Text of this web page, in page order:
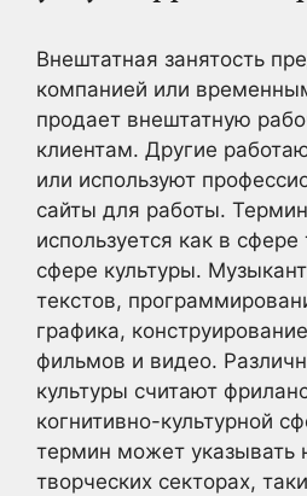
Внештатная занятость
компанией или
продает внештатную
клиентам. Другие
или используют
сайты для работы.
используется как в
сфере культуры.
текстов,
графика,
фильмов и видео.
культуры считают
когнитивно-культурной
термин может указывать
творческих секторах,